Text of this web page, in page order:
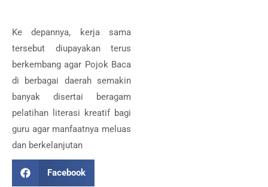
Ke depannya, kerja sama
tersebut diupayakan terus
berkembang agar Pojok Baca
di berbagai daerah semakin
banyak disertai beragam
pelatihan literasi kreatif bagi
guru agar manfaatnya meluas
dan berkelanjutan
Facebook